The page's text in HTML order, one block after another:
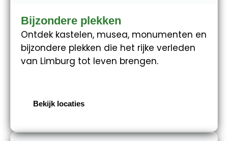
Bijzondere plekken
Ontdek kastelen, musea, monumenten en
bijzondere plekken die het rijke verleden
van Limburg tot leven brengen.
Bekijk locaties